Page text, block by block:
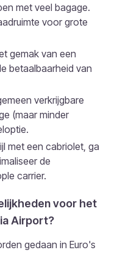
met veel bagage.
voor grote
gemak van een
betaalbaarheid van
verkrijgbare
(maar minder
met een cabriolet, ga
de
carrier.
voor het
Airport?
gedaan in Euro's